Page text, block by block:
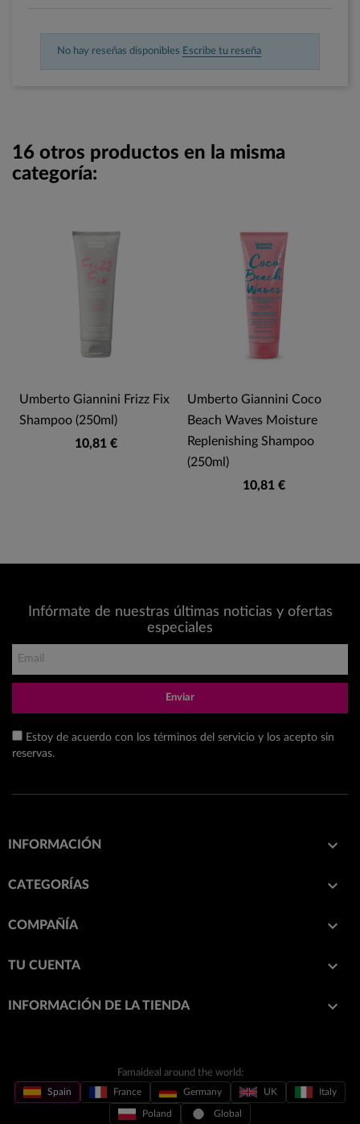
No hay reseñas disponibles Escribe tu reseña
16 otros productos en la misma
categoría:
Umberto Giannini Frizz Fix
Shampoo (250ml)
10,81 €
Umberto Giannini Coco
Beach Waves Moisture
Replenishing Shampoo
(250ml)
10,81 €
Infórmate de nuestras últimas noticias y ofertas
especiales
Enviar
Estoy de acuerdo con los términos del servicio y los acepto sin
reservas.
INFORMACIÓN 
CATEGORÍAS 
COMPAÑÍA 
TU CUENTA 
INFORMACIÓN DE LA TIENDA keyboard_arrow_down
Famaideal around the world:
Spain France Germany UK Italy
Poland Global